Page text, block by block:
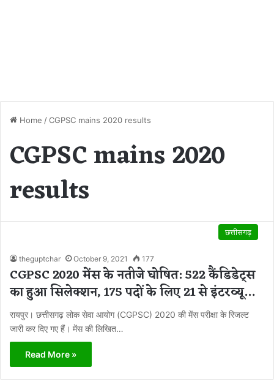
Home /CGPSC mains 2020 results
CGPSC mains 2020
results
छत्तीसगढ़
theguptchar October 9, 2021 177
CGPSC 2020 मेंस के नतीजे घोषित: 522 कैंडिडेट्स
का हुआ सिलेक्शन, 175 पदों के लिए 21 से इंटरव्यू…
रायपुर। छत्तीसगढ़ लोक सेवा आयोग (CGPSC) 2020 की मेंस परीक्षा के रिजल्ट
जारी कर दिए गए हैं। मेंस की लिखित…
Read More »